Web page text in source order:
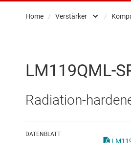
Home / Verstärker
Die- &
/
LM119QML-
Radiation-
DATENBLATT